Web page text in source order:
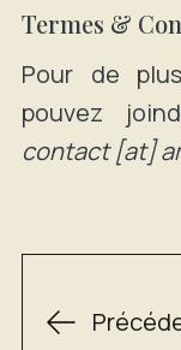
Termes &
Pour de
pouvez
contact [at]